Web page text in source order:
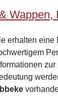
Wappen,
erhalten eine